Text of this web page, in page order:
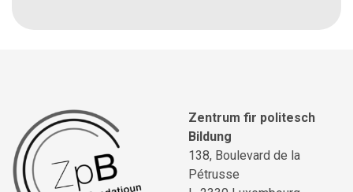
Zentrum fir politesch
Bildung
138, Boulevard de la
Pétrusse